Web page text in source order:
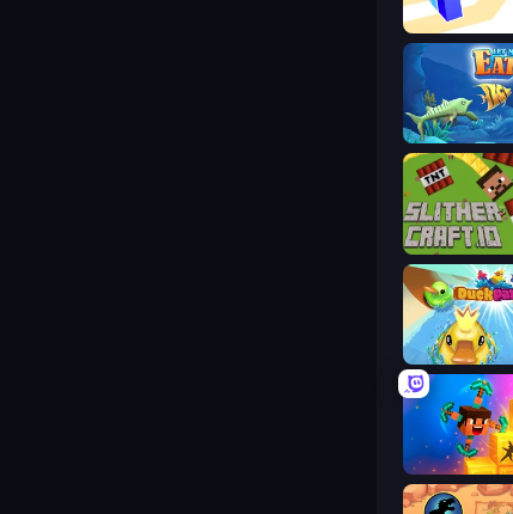
Master of
SlitherCraft.io
DuckPark.io
Merge & Dig!